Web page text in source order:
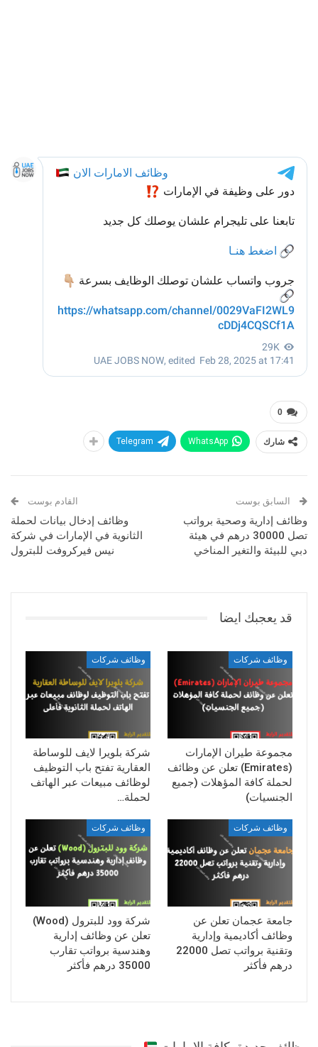
0
شارك WhatsApp
Telegram
السابق بوست
وظائف إدارية وصحية برواتب
تصل 30000 درهم في هيئة
دبي للبيئة والتغير المناخي
القادم بوست
وظائف إدخال بيانات لحملة
الثانوية في الإمارات في شركة
نيس فيركروفت للبترول
قد يعجبك ايضا
وظائف شركات
مجموعة طيران الإمارات
(Emirates) تعلن عن وظائف
لحملة كافة المؤهلات (جميع
الجنسيات)
وظائف شركات
شركة بلويرا لايف للوساطة
العقارية تفتح باب التوظيف
لوظائف مبيعات عبر الهاتف
لحملة…
وظائف شركات
جامعة عجمان تعلن عن
وظائف أكاديمية وإدارية
وتقنية برواتب تصل 22000
درهم فأكثر
وظائف شركات
شركة وود للبترول (Wood)
تعلن عن وظائف إدارية
وهندسية برواتب تقارب
35000 درهم فأكثر